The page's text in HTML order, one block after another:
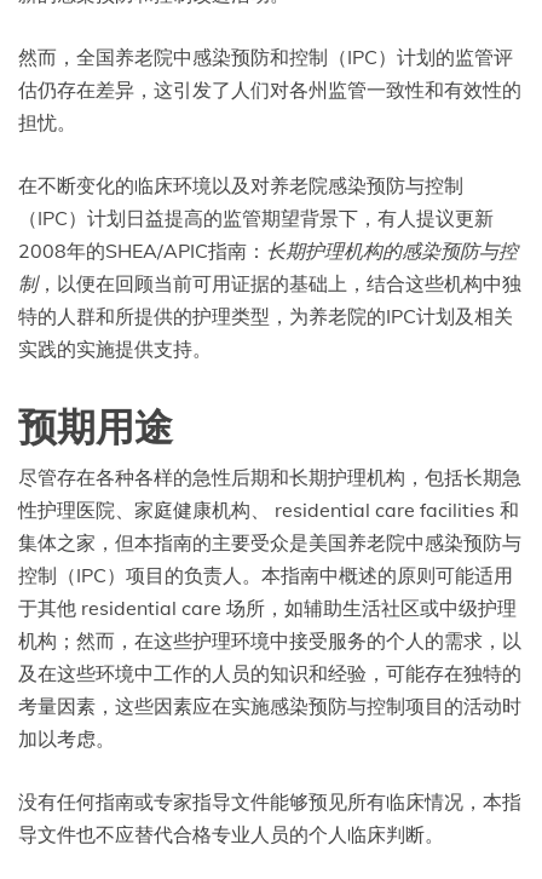
然而，全国养老院中感染预防和控制（IPC）计划的监管评
估仍存在差异，这引发了人们对各州监管一致性和有效性的
担忧。
在不断变化的临床环境以及对养老院感染预防与控制
（IPC）计划日益提高的监管期望背景下，有人提议更新
2008年的SHEA/APIC指南： 长期护理机构的感染预防与控
制，以便在回顾当前可用证据的基础上，结合这些机构中独
特的人群和所提供的护理类型，为养老院的IPC计划及相关
实践的实施提供支持。
预期用途
尽管存在各种各样的急性后期和长期护理机构，包括长期急
性护理医院、家庭健康机构、 residential care facilities 和
集体之家，但本指南的主要受众是美国养老院中感染预防与
控制（IPC）项目的负责人。本指南中概述的原则可能适用
于其他 residential care 场所，如辅助生活社区或中级护理
机构；然而，在这些护理环境中接受服务的个人的需求，以
及在这些环境中工作的人员的知识和经验，可能存在独特的
考量因素，这些因素应在实施感染预防与控制项目的活动时
加以考虑。
没有任何指南或专家指导文件能够预见所有临床情况，本指
导文件也不应替代合格专业人员的个人临床判断。